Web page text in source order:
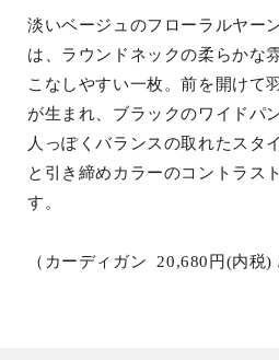
淡いベージュのフローラルヤー
は、ラウンドネックの柔らかな
こなしやすい一枚。前を開けて
が生まれ、ブラックのワイドパ
人っぽくバランスの取れたスタ
と引き締めカラーのコントラス
す。
（カーディガン 20,680円(内税)